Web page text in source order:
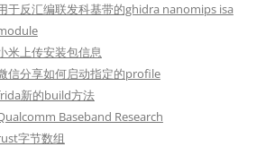
于反汇编联发科基带的ghidra nanomips isa
米上传安装包信息
信分享如何启动指定的profile
新的build方法
Baseband Research
字节数组